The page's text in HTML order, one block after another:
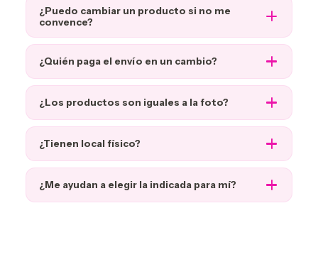
¿Puedo cambiar un producto si no me
convence?
¿Quién paga el envío en un cambio?
¿Los productos son iguales a la foto?
¿Tienen local físico?
¿Me ayudan a elegir la indicada para mí?